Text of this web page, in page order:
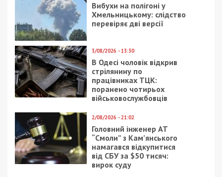
Вибухи на полігоні у
Хмельницькому: слідство
перевіряє дві версії
3/08/2026 - 13:30
В Одесі чоловік відкрив
стрілянину по
працівниках ТЦК:
поранено чотирьох
військовослужбовців
2/08/2026 - 21:02
Головний інженер АТ
“Смоли” з Кам’янського
намагався відкупитися
від СБУ за $50 тисяч:
вирок суду